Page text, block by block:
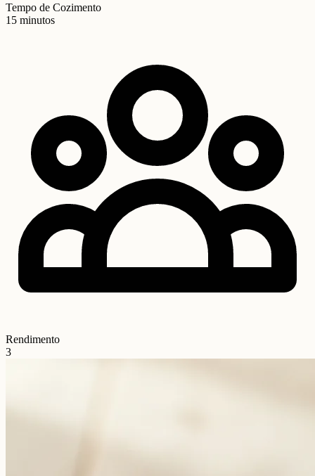
Tempo de Cozimento
15 minutos
Rendimento
3